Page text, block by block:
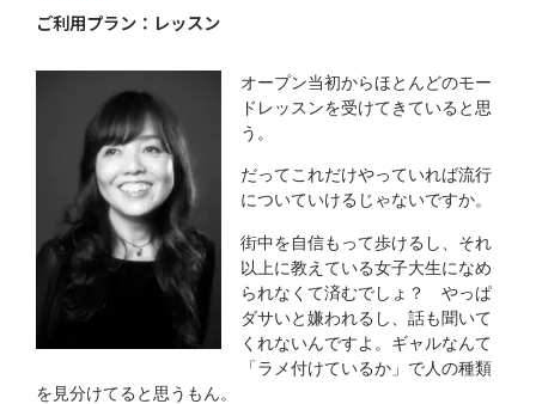
ご利用プラン：レッスン
オープン当初からほとんどのモー
ドレッスンを受けてきていると思
う。
だってこれだけやっていれば流行
についていけるじゃないですか。
街中を自信もって歩けるし、それ
以上に教えている女子大生になめ
られなくて済むでしょ？ やっぱ
ダサいと嫌われるし、話も聞いて
くれないんですよ。ギャルなんて
「ラメ付けているか」で人の種類
を見分けてると思うもん。